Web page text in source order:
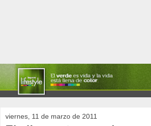
viernes, 11 de marzo de 2011